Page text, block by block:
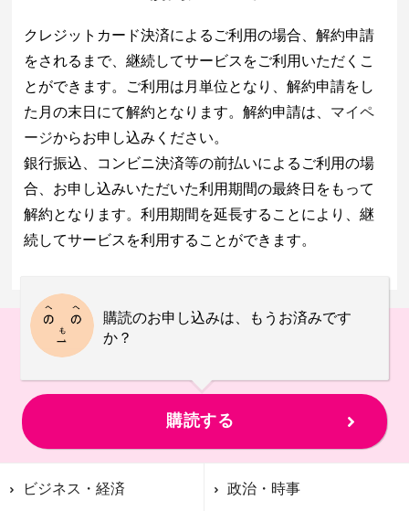
クレジットカード決済によるご利用の場合、解約申請
をされるまで、継続してサービスをご利用いただくこ
とができます。ご利用は月単位となり、解約申請をし
た月の末日にて解約となります。解約申請は、 マイペ
ージからお申し込みください。
銀行振込、コンビニ決済等の前払いによるご利用の場
合、お申し込みいただいた利用期間の最終日をもって
解約となります。利用期間を延長することにより、継
続してサービスを利用することができます。
購読のお申し込みは、もうお済みです
か？
購読する
ビジネス・経済 政治・時事